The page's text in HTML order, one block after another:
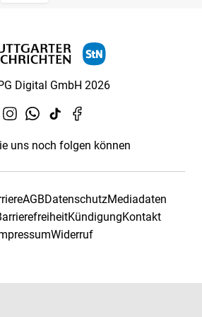
Digital GmbH 2026
uns noch folgen können
AGBDatenschutzMediadaten
KündigungKontakt
Widerruf